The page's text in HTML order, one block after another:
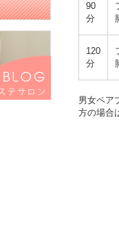
90
分
120
分
男女ペア
方の場合